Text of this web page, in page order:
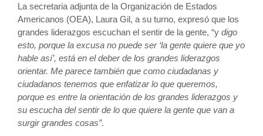
La secretaria adjunta de la Organización de Estados
Americanos (OEA), Laura Gil, a su turno, expresó que los
grandes liderazgos escuchan el sentir de la gente, “y digo
esto, porque la excusa no puede ser ‘la gente quiere que yo
hable así’, está en el deber de los grandes liderazgos
orientar. Me parece también que como ciudadanas y
ciudadanos tenemos que enfatizar lo que queremos,
porque es entre la orientación de los grandes liderazgos y
su escucha del sentir de lo que quiere la gente que van a
surgir grandes cosas”.